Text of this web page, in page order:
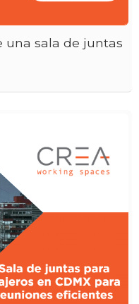
una sala de juntas